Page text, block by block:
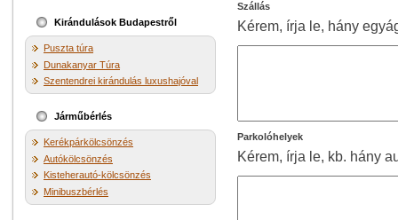
Kirándulások Budapestről
Puszta túra
Dunakanyar Túra
Szentendrei kirándulás luxushajóval
Járműbérlés
Kerékpárkölcsönzés
Autókölcsönzés
Kisteherautó-kölcsönzés
Minibuszbérlés
Szállás
Kérem, írja le, hány
Parkolóhelyek
Kérem, írja le, kb. hány